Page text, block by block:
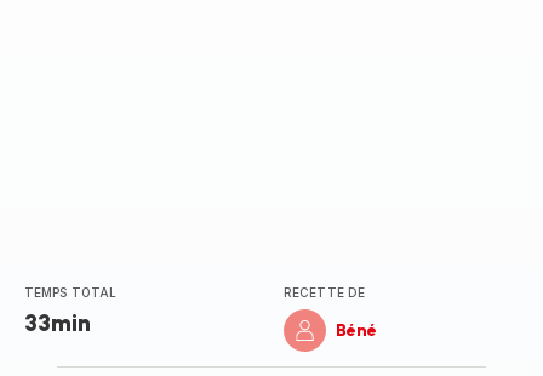
TEMPS TOTAL
33min
RECETTE DE
Béné